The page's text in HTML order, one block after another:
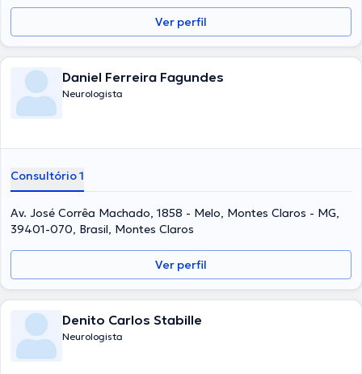
Ver perfil
Daniel Ferreira Fagundes
Neurologista
Consultório 1
Av. José Corrêa Machado, 1858 - Melo, Montes Claros - MG,
39401-070, Brasil, Montes Claros
Ver perfil
Denito Carlos Stabille
Neurologista